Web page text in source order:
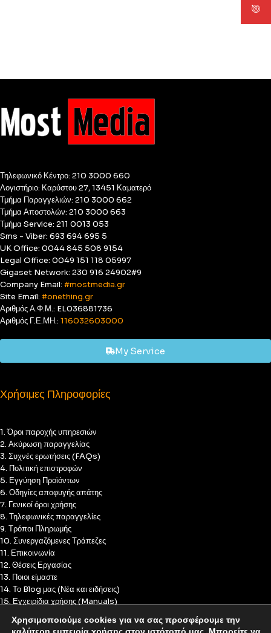
Τηλεφωνικό Κέντρο: 210 3000 660
Λογιστήριο: Καρύστου 27, 13451 Καματερό
Τμήμα Παραγγελιών: 210 3000 662
Τμήμα Αποστολών: 210 3000 663
Τμήμα Service: 211 0013 053
Sms - Viber: 693 694 695 5
UK Office: 0044 845 508 9154
Legal Office: 0049 151 118 05997
Gigaset Network: 230 916 24902#9
Company Email: #mostmedia.gr
Site Email: #onething.gr
Αριθμός Α.Φ.Μ.: EL036881736
Αριθμός Γ.Ε.ΜΗ.: 116032603000
My Service
Χρήσιμες Πληροφορίες
1. Όροι παροχής υπηρεσιών
2. Ακύρωση παραγγελίας
3. Συχνές ερωτήσεις (FAQs)
4. Πολιτική επιστροφών
5. Εγγύηση Προϊόντων
6. Οδηγίες αποφυγής απάτης
7. Γενικοί όροι χρήσης
8. Τηλεφωνικές παραγγελίες
9. Τρόποι Πληρωμής
10. Συνεργαζόμενες Τράπεζες
11. Επικοινωνία
12. Θέσεις Εργασίας
13. Ποιοι είμαστε
14. Το Blog μας (Νέα και ειδήσεις)
15. Εγχειρίδια χρήσης (Manuals)
17. Πολιτική Cookies
Χρησιμοποιούμε cookies για να σας προσφέρουμε την